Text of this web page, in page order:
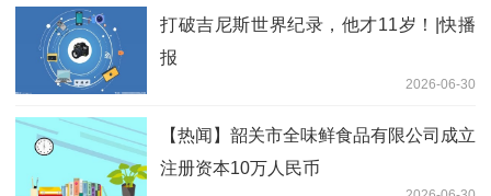
打破吉尼斯世界纪录，他才11岁！|快播
报
2026-06-30
【热闻】韶关市全味鲜食品有限公司成立
注册资本10万人民币